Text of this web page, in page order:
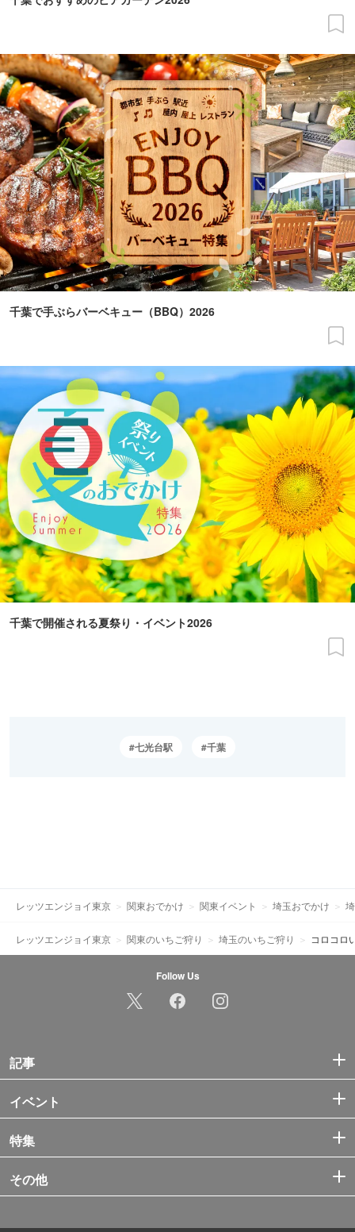
千葉で手ぶらバーベキュー（BBQ）2026
千葉で開催される夏祭り・イベント2026
七光台駅 千葉
レッツエンジョイ東京 関東おでかけ 関東イベント 埼玉おでかけ
レッツエンジョイ東京 関東のいちご狩り 埼玉のいちご狩り コロコロ
Follow Us
記事
イベント
特集
その他